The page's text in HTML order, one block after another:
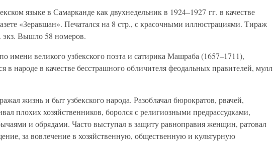
языке в Самарканде как двухнедельник в 1924–1927 гг. в качестве
«Зеравшан». Печатался на 8 стр., с красочными иллюстрациями. Тираж
Вышло 58 номеров.
имени великого узбекского поэта и сатирика Машраба (1657–1711),
в народе в качестве бесстрашного обличителя феодальных правителей, мулл
жизнь и быт узбекского народа. Разоблачал бюрократов, рвачей,
плохих хозяйственников, боролся с религиозными предрассудками,
и обрядами. Часто выступал в защиту равноправия женщин, ратовал
за вовлечение в хозяйственную, общественную и культурную